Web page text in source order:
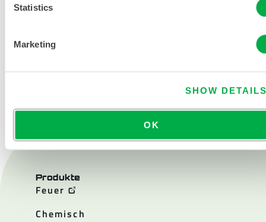
Statistics
Marketing
SHOW
OK
Produkte
Feuer
Chemisch